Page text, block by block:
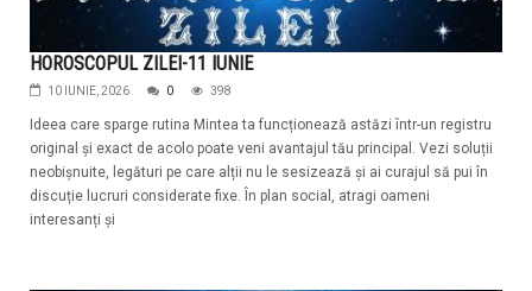
HOROSCOPUL ZILEI-11 IUNIE
10 IUNIE, 2026 0 398
Ideea care sparge rutina Mintea ta funcționează astăzi într-un registru
original și exact de acolo poate veni avantajul tău principal. Vezi soluții
neobișnuite, legături pe care alții nu le sesizează și ai curajul să pui în
discuție lucruri considerate fixe. În plan social, atragi oameni
interesanți și